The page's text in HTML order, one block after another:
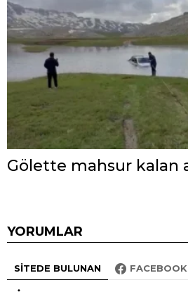
Gölette mahsur kalan
YORUMLAR
SITEDE BULUNAN FACEBOOK